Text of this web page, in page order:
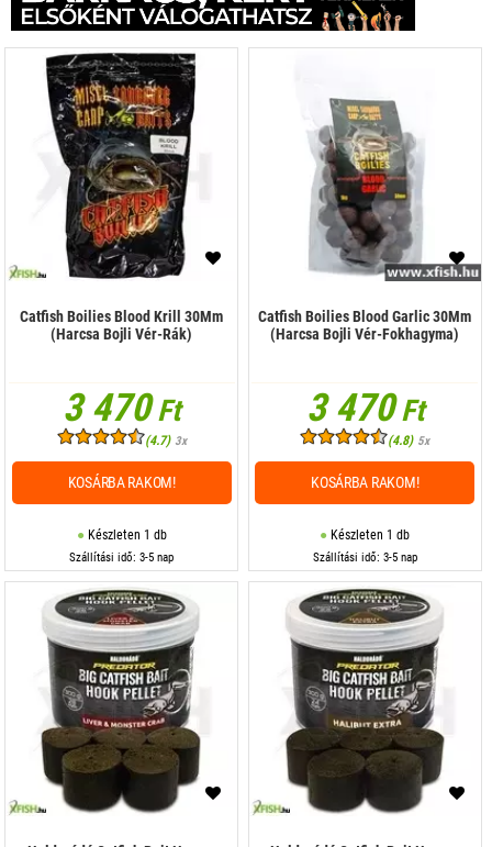
Catfish Boilies Blood Krill 30Mm
(Harcsa Bojli Vér-Rák)
3 470Ft
(4.7) 3x
Készleten 1 db
Szállítási idő: 3-5 nap
KOSÁRBA RAKOM!
Catfish Boilies Blood Garlic 30Mm
(Harcsa Bojli Vér-Fokhagyma)
3 470Ft
(4.8) 5x
Készleten 1 db
Szállítási idő: 3-5 nap
KOSÁRBA RAKOM!